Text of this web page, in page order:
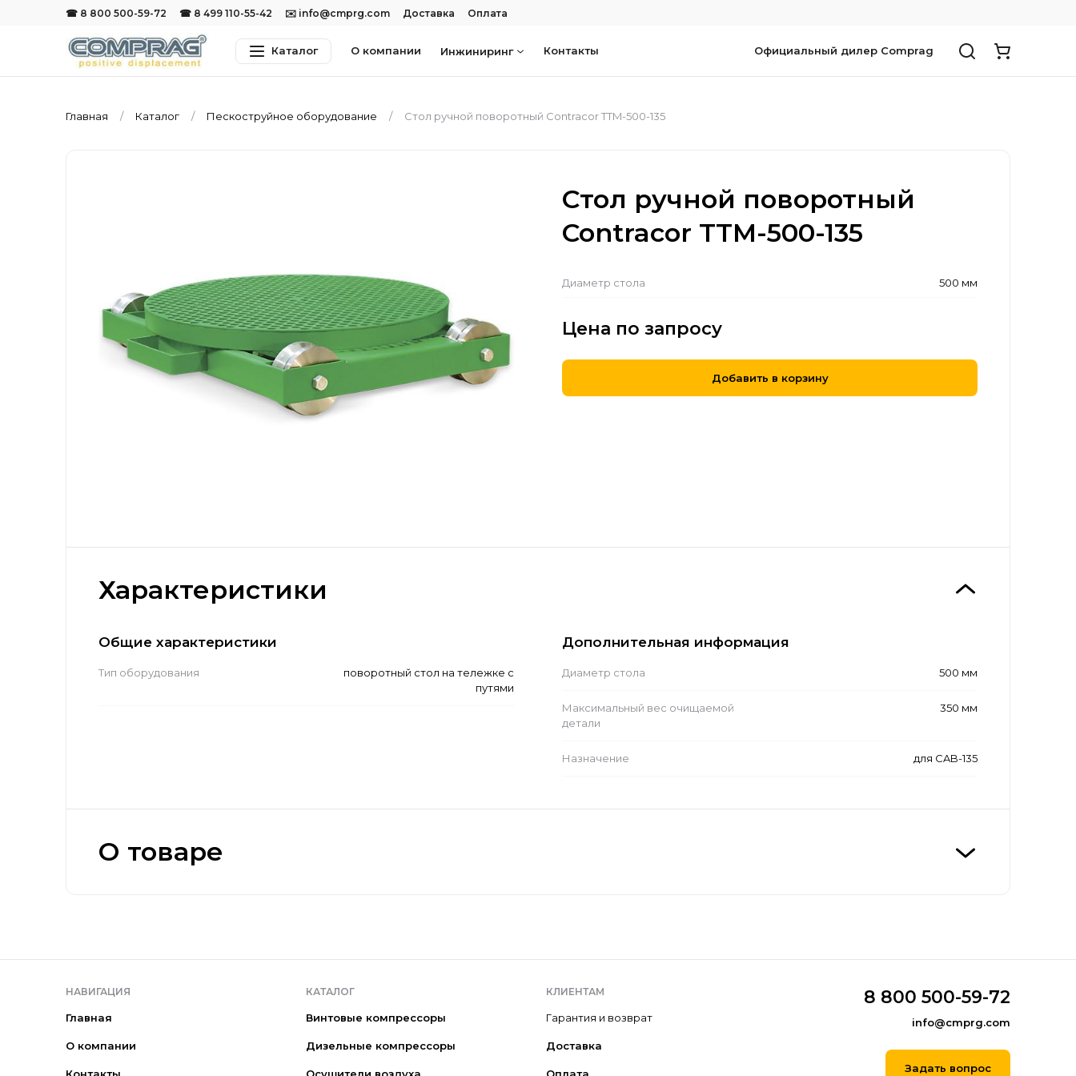
☎ 8 800 500-59-72 ☎ 8 499 110-55-42 ✉️ info@cmprg.com Доставка Оплата
Каталог О компании Инжиниринг Контакты Официальный дилер Comprag
Главная Каталог Пескоструйное оборудование Стол ручной поворотный Contracor TTM-500-135
Стол ручной поворотный
Contracor TTM-500-135
Диаметр стола 500 мм
Цена по запросу
Добавить в корзину
Характеристики
Общие характеристики
Тип оборудования
поворотный стол на тележке с
путями
Дополнительная информация
Диаметр стола 500 мм
Максимальный вес очищаемой
детали
350 мм
Назначение для CAB-135
О товаре
НАВИГАЦИЯ
Главная
О компании
КАТАЛОГ
Винтовые компрессоры
Дизельные компрессоры
КЛИЕНТАМ
Гарантия и возврат
Доставка
8 800 500-59-72
info@cmprg.com
Задать вопрос